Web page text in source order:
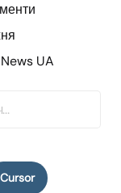
UA
Cursor